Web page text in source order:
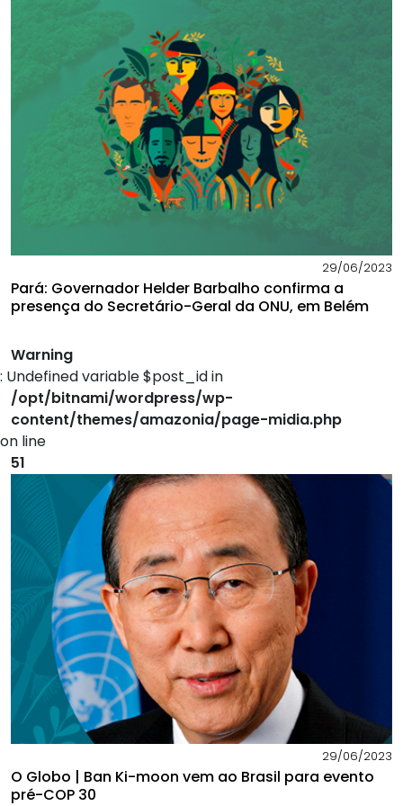
29/06/2023
Pará: Governador Helder Barbalho confirma a
presença do Secretário-Geral da ONU, em Belém
Warning
: Undefined variable $post_id in
/opt/bitnami/wordpress/wp-
content/themes/amazonia/page-midia.php
on line
51
29/06/2023
O Globo | Ban Ki-moon vem ao Brasil para evento
pré-COP 30